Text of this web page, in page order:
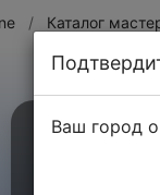
/ Каталог
ООО
Ваш город